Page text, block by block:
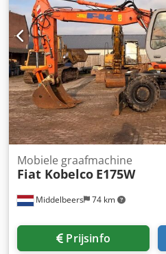
Middelbeers 74 km
Mobiele graafmachine
Fiat Kobelco E175W
Prijsinfo